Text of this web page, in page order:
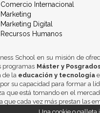
Internacional
Digital
Humanos
School en su misión de
programas Máster y
de la educación y tecnología
su capacidad para formar a
que está tomando en el
que cada vez más prestan las